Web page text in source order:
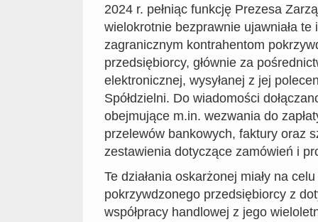
2024 r. pełniąc funkcję Prezesa
wielokrotnie bezprawnie ujawniała te
zagranicznym kontrahentom
przedsiębiorcy, głównie za
elektronicznej, wysyłanej z jej
Spółdzielni. Do wiadomości
obejmujące m.in. wezwania do
przelewów bankowych, faktury oraz
zestawienia dotyczące zamówień i
Te działania oskarżonej miały na
pokrzywdzonego przedsiębiorcy z
współpracy handlowej z jego